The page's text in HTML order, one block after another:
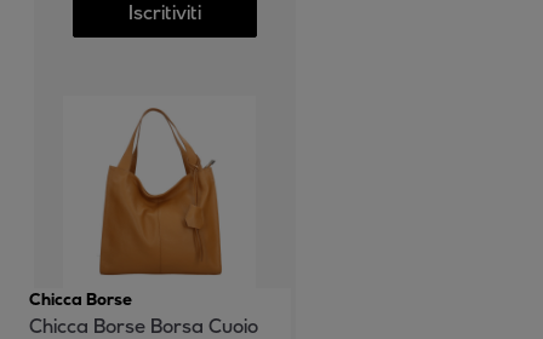
Iscritiviti
Chicca Borse
Chicca Borse Borsa Cuoio